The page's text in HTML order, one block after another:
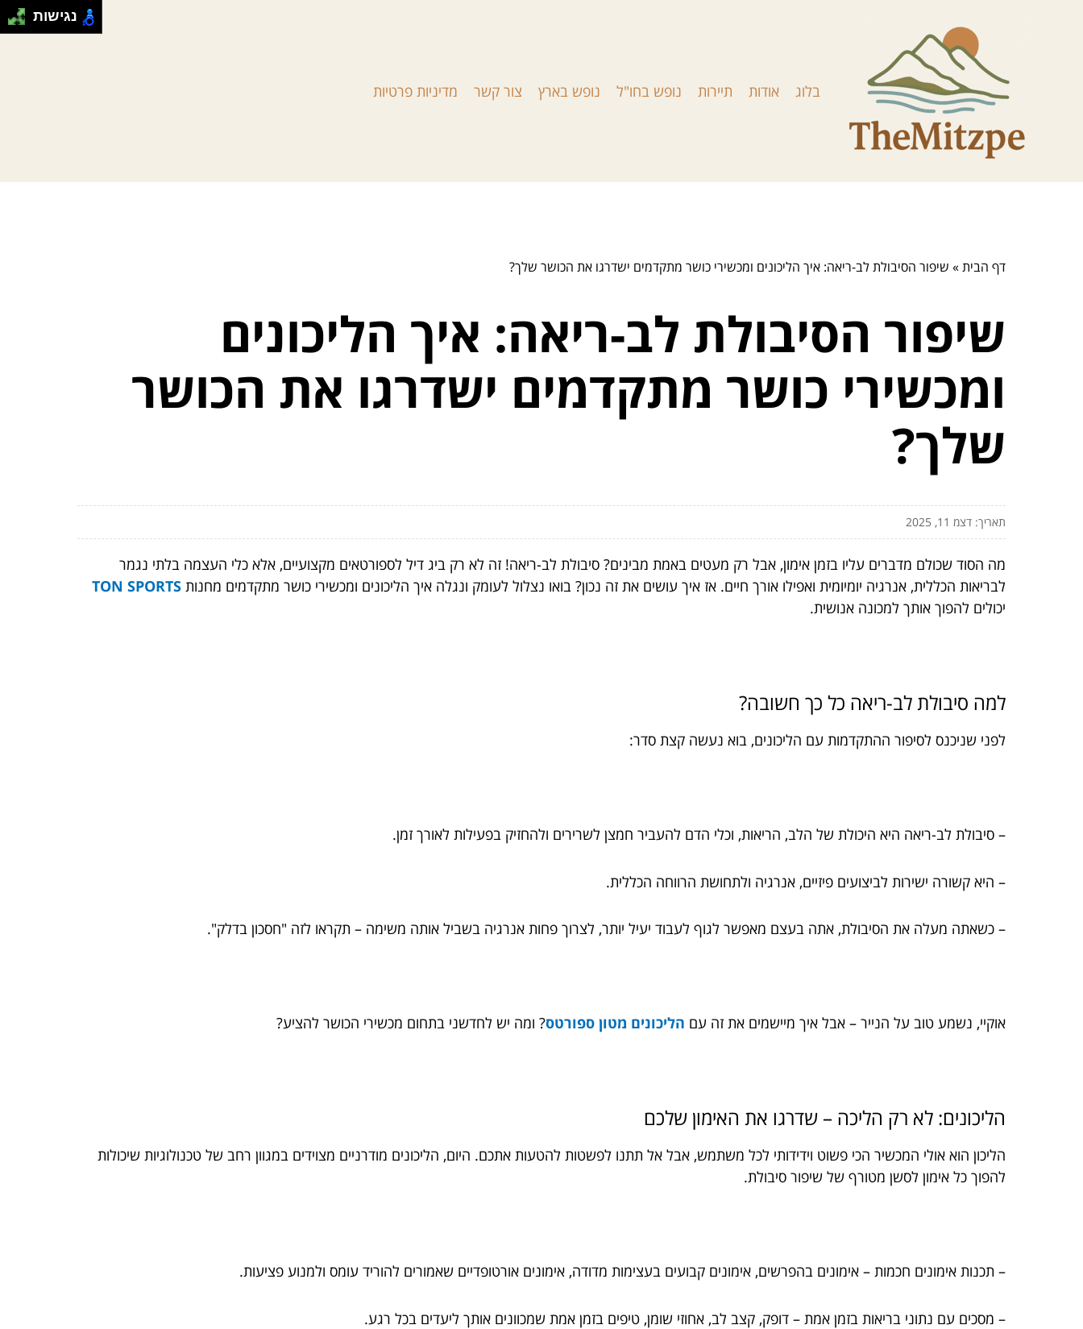
בלוג אודות תיירות נופש בחו"ל נופש בארץ צור קשר מדיניות פרטיות
דף הבית» שיפור הסיבולת לב-ריאה: איך הליכונים ומכשירי כושר מתקדמים ישדרגו את הכושר שלך?
שיפור הסיבולת לב-ריאה: איך הליכונים
ומכשירי כושר מתקדמים ישדרגו את הכושר
שלך?
תאריך: דצמ 11, 2025
מה הסוד שכולם מדברים עליו בזמן אימון, אבל רק מעטים באמת מבינים? סיבולת לב-ריאה! זה לא רק ביג דיל לספורטאים מקצועיים, אלא כלי העצמה בלתי נגמר
לבריאות הכללית, אנרגיה יומיומית ואפילו אורך חיים. אז איך עושים את זה נכון? בואו נצלול לעומק ונגלה איך הליכונים ומכשירי כושר מתקדמים מחנות TON SPORTS
יכולים להפוך אותך למכונה אנושית.
למה סיבולת לב-ריאה כל כך חשובה?
לפני שניכנס לסיפור ההתקדמות עם הליכונים, בוא נעשה קצת סדר:
– סיבולת לב-ריאה היא היכולת של הלב, הריאות, וכלי הדם להעביר חמצן לשרירים ולהחזיק בפעילות לאורך זמן.
– היא קשורה ישירות לביצועים פיזיים, אנרגיה ולתחושת הרווחה הכללית.
– כשאתה מעלה את הסיבולת, אתה בעצם מאפשר לגוף לעבוד יעיל יותר, לצרוך פחות אנרגיה בשביל אותה משימה – תקראו לזה "חסכון בדלק".
אוקיי, נשמע טוב על הנייר – אבל איך מיישמים את זה עם הליכונים מטון ספורטס? ומה יש לחדשני בתחום מכשירי הכושר להציע?
הליכונים: לא רק הליכה – שדרגו את האימון שלכם
הליכון הוא אולי המכשיר הכי פשוט וידידותי לכל משתמש, אבל אל תתנו לפשטות להטעות אתכם. היום, הליכונים מודרניים מצוידים במגוון רחב של טכנולוגיות שיכולות
להפוך כל אימון לסשן מטורף של שיפור סיבולת.
– תכנות אימונים חכמות – אימונים בהפרשים, אימונים קבועים בעצימות מדודה, אימונים אורטופדיים שאמורים להוריד עומס ולמנוע פציעות.
– מסכים עם נתוני בריאות בזמן אמת – דופק, קצב לב, אחוזי שומן, טיפים בזמן אמת שמכוונים אותך ליעדים בכל רגע.
נגישות